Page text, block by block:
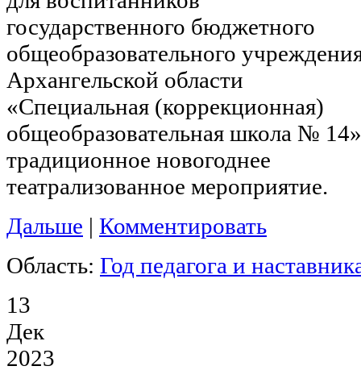
государственного бюджетного
общеобразовательного
Архангельской области
«Специальная (коррекционная)
общеобразовательная школа № 14»
традиционное новогоднее
театрализованное мероприятие.
Дальше | Комментировать
Область: Год педагога и
13
Дек
2023